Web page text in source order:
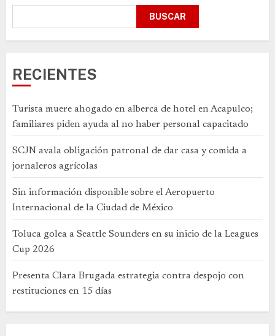
BUSCAR
RECIENTES
Turista muere ahogado en alberca de hotel en Acapulco;
familiares piden ayuda al no haber personal capacitado
SCJN avala obligación patronal de dar casa y comida a
jornaleros agrícolas
Sin información disponible sobre el Aeropuerto
Internacional de la Ciudad de México
Toluca golea a Seattle Sounders en su inicio de la Leagues
Cup 2026
Presenta Clara Brugada estrategia contra despojo con
restituciones en 15 días